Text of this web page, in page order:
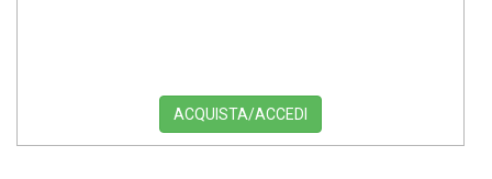
ACQUISTA/ACCEDI